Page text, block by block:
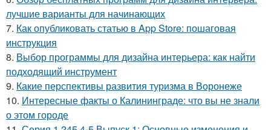
лучшие варианты для начинающих
7. Как опубликовать статью в App Store: пошаговая
инструкция
8. Выбор программы для дизайна интерьера: как найти
подходящий инструмент
9. Какие перспективы развития туризма в Воронеже
10. Интересные факты о Калининграде: что вы не знали
о этом городе